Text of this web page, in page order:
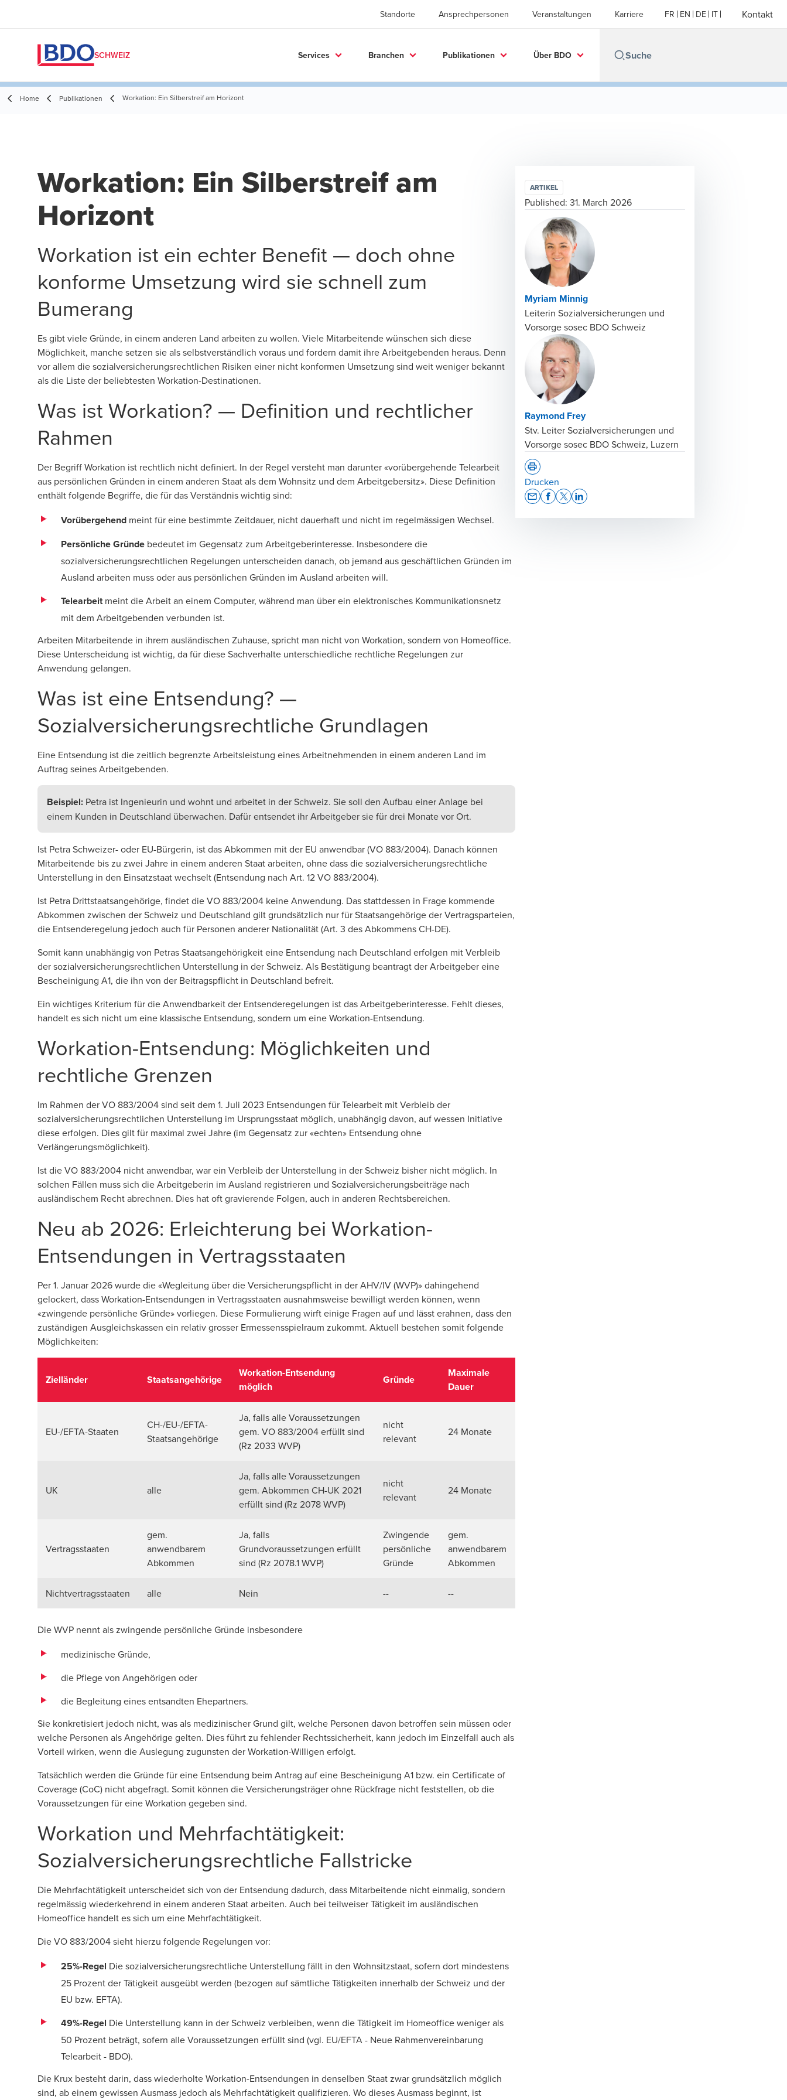
Standorte Ansprechpersonen Veranstaltungen Karriere FR EN DE IT Kontakt
SCHWEIZ Services Branchen Publikationen Über BDO
Home Publikationen Workation: Ein Silberstreif am Horizont
Workation: Ein Silberstreif am
Horizont
Workation ist ein echter Benefit — doch ohne
konforme Umsetzung wird sie schnell zum
Bumerang
Es gibt viele Gründe, in einem anderen Land arbeiten zu wollen. Viele Mitarbeitende wünschen sich diese
Möglichkeit, manche setzen sie als selbstverständlich voraus und fordern damit ihre Arbeitgebenden heraus. Denn
vor allem die sozialversicherungsrechtlichen Risiken einer nicht konformen Umsetzung sind weit weniger bekannt
als die Liste der beliebtesten Workation-Destinationen.
Was ist Workation? — Definition und rechtlicher
Rahmen
Der Begriff Workation ist rechtlich nicht definiert. In der Regel versteht man darunter «vorübergehende Telearbeit
aus persönlichen Gründen in einem anderen Staat als dem Wohnsitz und dem Arbeitgebersitz». Diese Definition
enthält folgende Begriffe, die für das Verständnis wichtig sind:
Vorübergehend meint für eine bestimmte Zeitdauer, nicht dauerhaft und nicht im regelmässigen Wechsel.
Persönliche Gründe bedeutet im Gegensatz zum Arbeitgeberinteresse. Insbesondere die
sozialversicherungsrechtlichen Regelungen unterscheiden danach, ob jemand aus geschäftlichen Gründen im
Ausland arbeiten muss oder aus persönlichen Gründen im Ausland arbeiten will.
Telearbeitmeint die Arbeit an einem Computer, während man über ein elektronisches Kommunikationsnetz
mit dem Arbeitgebenden verbunden ist.
Arbeiten Mitarbeitende in ihrem ausländischen Zuhause, spricht man nicht von Workation, sondern von Homeoffice.
Diese Unterscheidung ist wichtig, da für diese Sachverhalte unterschiedliche rechtliche Regelungen zur
Anwendung gelangen.
Was ist eine Entsendung? —
Sozialversicherungsrechtliche Grundlagen
Eine Entsendung ist die zeitlich begrenzte Arbeitsleistung eines Arbeitnehmenden in einem anderen Land im
Auftrag seines Arbeitgebenden.
Beispiel: Petra ist Ingenieurin und wohnt und arbeitet in der Schweiz. Sie soll den Aufbau einer Anlage bei
einem Kunden in Deutschland überwachen. Dafür entsendet ihr Arbeitgeber sie für drei Monate vor Ort.
Ist Petra Schweizer- oder EU-Bürgerin, ist das Abkommen mit der EU anwendbar (VO 883/2004). Danach können
Mitarbeitende bis zu zwei Jahre in einem anderen Staat arbeiten, ohne dass die sozialversicherungsrechtliche
Unterstellung in den Einsatzstaat wechselt (Entsendung nach Art. 12 VO 883/2004).
Ist Petra Drittstaatsangehörige, findet die VO 883/2004 keine Anwendung. Das stattdessen in Frage kommende
Abkommen zwischen der Schweiz und Deutschland gilt grundsätzlich nur für Staatsangehörige der Vertragsparteien,
die Entsenderegelung jedoch auch für Personen anderer Nationalität (Art. 3 des Abkommens CH-DE).
Somit kann unabhängig von Petras Staatsangehörigkeit eine Entsendung nach Deutschland erfolgen mit Verbleib
der sozialversicherungsrechtlichen Unterstellung in der Schweiz. Als Bestätigung beantragt der Arbeitgeber eine
Bescheinigung A1, die ihn von der Beitragspflicht in Deutschland befreit.
Ein wichtiges Kriterium für die Anwendbarkeit der Entsenderegelungen ist das Arbeitgeberinteresse. Fehlt dieses,
handelt es sich nicht um eine klassische Entsendung, sondern um eine Workation-Entsendung.
Workation-Entsendung: Möglichkeiten und
rechtliche Grenzen
Im Rahmen der VO 883/2004 sind seit dem 1. Juli 2023 Entsendungen für Telearbeit mit Verbleib der
sozialversicherungsrechtlichen Unterstellung im Ursprungsstaat möglich, unabhängig davon, auf wessen Initiative
diese erfolgen. Dies gilt für maximal zwei Jahre (im Gegensatz zur «echten» Entsendung ohne
Verlängerungsmöglichkeit).
Ist die VO 883/2004 nicht anwendbar, war ein Verbleib der Unterstellung in der Schweiz bisher nicht möglich. In
solchen Fällen muss sich die Arbeitgeberin im Ausland registrieren und Sozialversicherungsbeiträge nach
ausländischem Recht abrechnen. Dies hat oft gravierende Folgen, auch in anderen Rechtsbereichen.
Neu ab 2026: Erleichterung bei Workation-
Entsendungen in Vertragsstaaten
Per 1. Januar 2026 wurde die «Wegleitung über die Versicherungspflicht in der AHV/IV (WVP)» dahingehend
gelockert, dass Workation-Entsendungen in Vertragsstaaten ausnahmsweise bewilligt werden können, wenn
«zwingende persönliche Gründe» vorliegen. Diese Formulierung wirft einige Fragen auf und lässt erahnen, dass den
zuständigen Ausgleichskassen ein relativ grosser Ermessensspielraum zukommt. Aktuell bestehen somit folgende
Möglichkeiten:
Zielländer Staatsangehörige
Workation-Entsendung
möglich
Gründe
Maximale
Dauer
EU-/EFTA-Staaten
CH-/EU-/EFTA-
Staatsangehörige
Ja, falls alle Voraussetzungen
gem. VO 883/2004 erfüllt sind
(Rz 2033 WVP)
nicht
relevant
24 Monate
UK alle
Ja, falls alle Voraussetzungen
gem. Abkommen CH-UK 2021
erfüllt sind (Rz 2078 WVP)
nicht
relevant
24 Monate
Vertragsstaaten
gem.
anwendbarem
Abkommen
Ja, falls
Grundvoraussetzungen erfüllt
sind (Rz 2078.1 WVP)
Zwingende
persönliche
Gründe
gem.
anwendbarem
Abkommen
Nichtvertragsstaaten alle Nein -- --
Die WVP nennt als zwingende persönliche Gründe insbesondere
medizinische Gründe,
die Pflege von Angehörigen oder
die Begleitung eines entsandten Ehepartners.
Sie konkretisiert jedoch nicht, was als medizinischer Grund gilt, welche Personen davon betroffen sein müssen oder
welche Personen als Angehörige gelten. Dies führt zu fehlender Rechtssicherheit, kann jedoch im Einzelfall auch als
Vorteil wirken, wenn die Auslegung zugunsten der Workation-Willigen erfolgt.
Tatsächlich werden die Gründe für eine Entsendung beim Antrag auf eine Bescheinigung A1 bzw. ein Certificate of
Coverage (CoC) nicht abgefragt. Somit können die Versicherungsträger ohne Rückfrage nicht feststellen, ob die
Voraussetzungen für eine Workation gegeben sind.
Workation und Mehrfachtätigkeit:
Sozialversicherungsrechtliche Fallstricke
Die Mehrfachtätigkeit unterscheidet sich von der Entsendung dadurch, dass Mitarbeitende nicht einmalig, sondern
regelmässig wiederkehrend in einem anderen Staat arbeiten. Auch bei teilweiser Tätigkeit im ausländischen
Homeoffice handelt es sich um eine Mehrfachtätigkeit.
Die VO 883/2004 sieht hierzu folgende Regelungen vor:
25%-Regel Die sozialversicherungsrechtliche Unterstellung fällt in den Wohnsitzstaat, sofern dort mindestens
25 Prozent der Tätigkeit ausgeübt werden (bezogen auf sämtliche Tätigkeiten innerhalb der Schweiz und der
EU bzw. EFTA).
49%-Regel Die Unterstellung kann in der Schweiz verbleiben, wenn die Tätigkeit im Homeoffice weniger als
50 Prozent beträgt, sofern alle Voraussetzungen erfüllt sind (vgl. EU/EFTA - Neue Rahmenvereinbarung
Telearbeit - BDO).
Die Krux besteht darin, dass wiederholte Workation-Entsendungen in denselben Staat zwar grundsätzlich möglich
sind, ab einem gewissen Ausmass jedoch als Mehrfachtätigkeit qualifizieren. Wo dieses Ausmass beginnt, ist
ARTIKEL
Published: 31. March 2026
Myriam Minnig
Leiterin Sozialversicherungen und
Vorsorge sosec BDO Schweiz
Raymond Frey
Stv. Leiter Sozialversicherungen und
Vorsorge sosec BDO Schweiz, Luzern
Drucken